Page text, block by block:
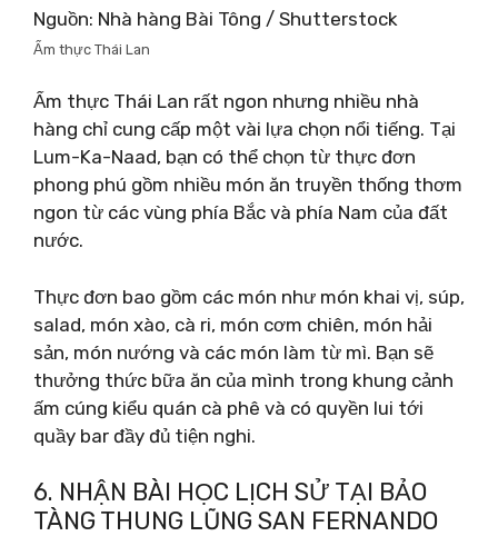
Nguồn: Nhà hàng Bài Tông / Shutterstock
Ẩm thực Thái Lan
Ẩm thực Thái Lan rất ngon nhưng nhiều nhà
hàng chỉ cung cấp một vài lựa chọn nổi tiếng. Tại
Lum-Ka-Naad, bạn có thể chọn từ thực đơn
phong phú gồm nhiều món ăn truyền thống thơm
ngon từ các vùng phía Bắc và phía Nam của đất
nước.
Thực đơn bao gồm các món như món khai vị, súp,
salad, món xào, cà ri, món cơm chiên, món hải
sản, món nướng và các món làm từ mì. Bạn sẽ
thưởng thức bữa ăn của mình trong khung cảnh
ấm cúng kiểu quán cà phê và có quyền lui tới
quầy bar đầy đủ tiện nghi.
6. NHẬN BÀI HỌC LỊCH SỬ TẠI BẢO
TÀNG THUNG LŨNG SAN FERNANDO